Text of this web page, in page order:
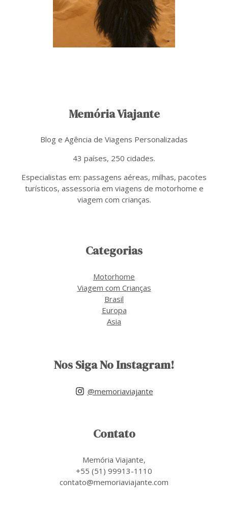
Memória Viajante
Blog e Agência de Viagens Personalizadas
43 países, 250 cidades.
Especialistas em: passagens aéreas, milhas, pacotes
turísticos, assessoria em viagens de motorhome e
viagem com crianças.
Categorias
Motorhome
Viagem com Crianças
Brasil
Europa
Asia
Nos Siga No Instagram!
@memoriaviajante
Contato
Memória Viajante,
+55 (51) 99913-1110
contato@memoriaviajante.com